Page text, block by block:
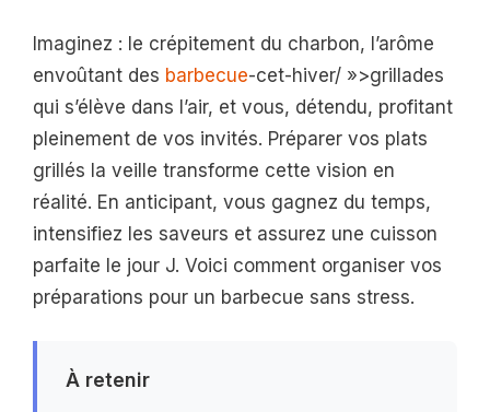
Imaginez : le crépitement du charbon, l’arôme
envoûtant des barbecue-cet-hiver/ »>grillades
qui s’élève dans l’air, et vous, détendu, profitant
pleinement de vos invités. Préparer vos plats
grillés la veille transforme cette vision en
réalité. En anticipant, vous gagnez du temps,
intensifiez les saveurs et assurez une cuisson
parfaite le jour J. Voici comment organiser vos
préparations pour un barbecue sans stress.
À retenir